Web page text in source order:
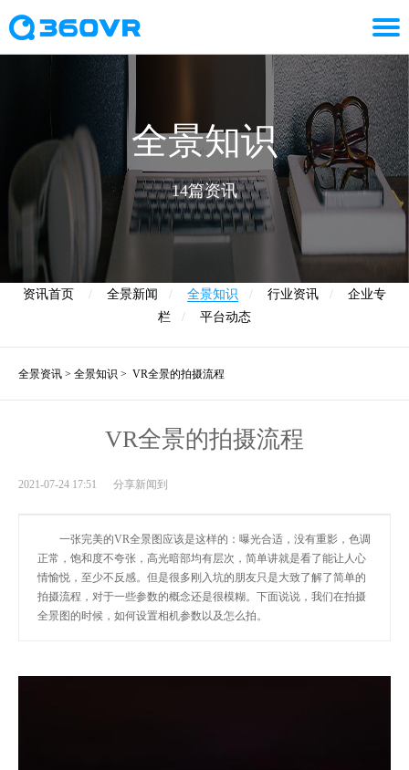
全景知识
14篇资讯
资讯首页 / 全景新闻 / 全景知识 / 行业资讯 /
企业专
栏
/ 平台动态
全景资讯 > 全景知识 > VR全景的拍摄流程
VR全景的拍摄流程
2021-07-24 17:51 分享新闻到
一张完美的VR全景图应该是这样的：曝光合适，没有重影，色调
正常，饱和度不夸张，高光暗部均有层次，简单讲就是看了能让人心
情愉悦，至少不反感。但是很多刚入坑的朋友只是大致了解了简单的
拍摄流程，对于一些参数的概念还是很模糊。下面说说，我们在拍摄
全景图的时候，如何设置相机参数以及怎么拍。